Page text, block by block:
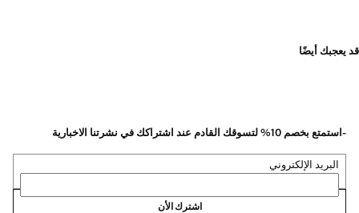
قد يعجبك أيضًا
-استمتع بخصم 10% لتسوقك القادم عند اشتراكك في نشرتنا الاخبارية
البريد الإلكتروني
اشترك الأن